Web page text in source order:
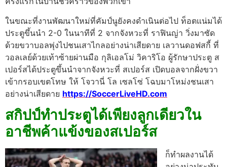
ในขณะที่งานพัฒนาใหม่ที่คัมป์นูยังคงดําเนินต่อไป ท็อตแน่มได้
ประตูขึ้นนํา 2-0 ในนาทีที่ 2 จากจังหวะที่ ราฟินญ่า วิ่งมาซัด
ด้วยขวาบอลพุ่งไปชนเสาไกลอย่างน่าเสียดาย เลวานดอฟสกี้ ที่
วอลเลย์ด้วยเท้าซ้ายผ่านมือ กุลิเอลโม่ วิคาริโอ ผู้รักษาประตู ส
เปอร์สได้ประตูขึ้นนําจากจังหวะที่ สเปอร์ส เปิดบอลจากฝั่งขวา
เข้ากรอบเขตโทษ ให้ โจวานี่ โล เซลโซ่ โฉบมาโหม่งชนเสา
อย่างน่าเสียดาย https://SoccerLiveHD.com
สกิปป์ทําประตูได้เพียงลูกเดียวใน
อาชีพค้าแข้งของสเปอร์ส
ก็ทําผลงานได้